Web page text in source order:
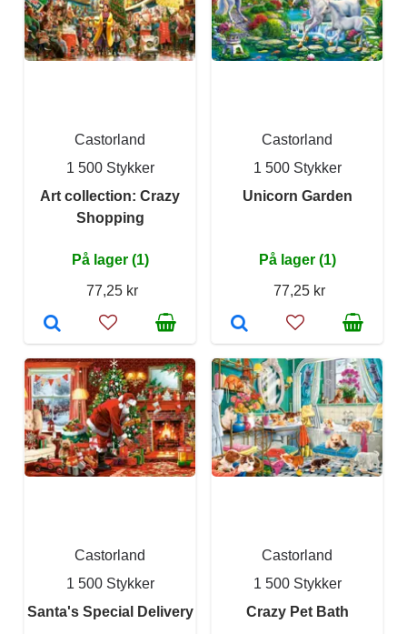
Castorland
1 500 Stykker
Art collection: Crazy
Shopping
På lager (1)
77,25 kr
Castorland
1 500 Stykker
Unicorn Garden
På lager (1)
77,25 kr
Castorland
1 500 Stykker
Santa's Special Delivery
Castorland
1 500 Stykker
Crazy Pet Bath